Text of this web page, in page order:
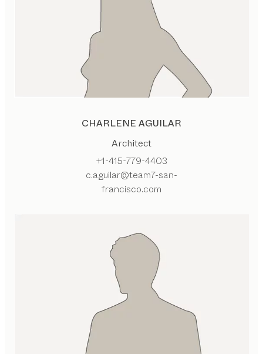
CHARLENE AGUILAR
Architect
+1-415-779-4403
c.aguilar@team7-san-
francisco.com